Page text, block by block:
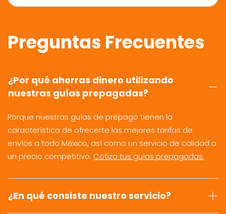
Preguntas Frecuentes
¿Por qué ahorras dinero utilizando
nuestras guías prepagadas?
Porque nuestras guías de prepago tienen la
característica de ofrecerte las mejores tarifas de
envíos a todo México, así como un servicio de calidad a
un precio competitivo. Cotiza tus guías prepagadas.
¿En qué consiste nuestro servicio?